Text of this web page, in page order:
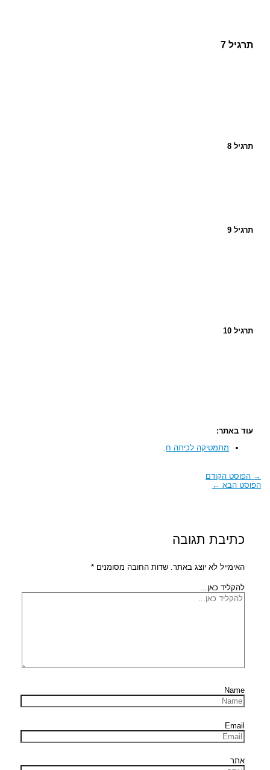
תרגיל 7
תרגיל 8
תרגיל 9
תרגיל 10
עוד באתר:
מתמטיקה לכיתה ח.
→ הפוסט הקודם
הפוסט הבא ←
כתיבת תגובה
האימייל לא יוצג באתר. שדות החובה מסומנים*
להקליד כאן...
Name
Email
אתר